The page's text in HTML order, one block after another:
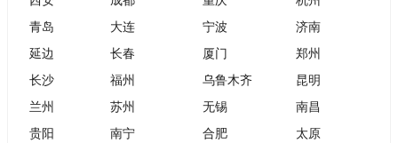
青岛
大连 宁波
济南
延边
长春 厦门
郑州
长沙
福州 乌鲁木齐
昆明
兰州
苏州 无锡
南昌
贵阳
南宁 合肥
太原